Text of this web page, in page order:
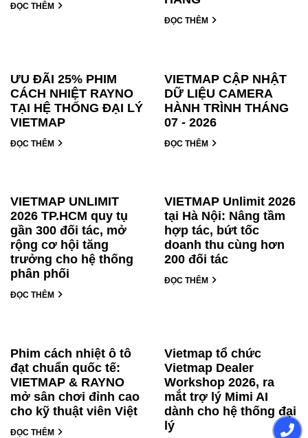
ĐỌC THÊM
ĐỌC THÊM
ƯU ĐÃI 25% PHIM
CÁCH NHIỆT RAYNO
TẠI HỆ THỐNG ĐẠI LÝ
VIETMAP
ĐỌC THÊM
VIETMAP CẬP NHẬT
DỮ LIỆU CAMERA
HÀNH TRÌNH THÁNG
07 - 2026
ĐỌC THÊM
VIETMAP UNLIMIT
2026 TP.HCM quy tụ
gần 300 đối tác, mở
rộng cơ hội tăng
trưởng cho hệ thống
phân phối
ĐỌC THÊM
VIETMAP Unlimit 2026
tại Hà Nội: Nâng tầm
hợp tác, bứt tốc
doanh thu cùng hơn
200 đối tác
ĐỌC THÊM
Phim cách nhiệt ô tô
đạt chuẩn quốc tế:
VIETMAP & RAYNO
mở sân chơi đỉnh cao
cho kỹ thuật viên Việt
ĐỌC THÊM
Vietmap tổ chức
Vietmap Dealer
Workshop 2026, ra
mắt trợ lý Mimi AI
dành cho hệ thống đại
lý